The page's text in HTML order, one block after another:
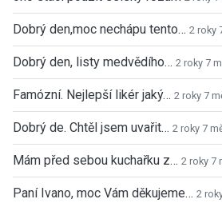
Dobrý den,moc nechápu tento… 2 roky
Dobrý den, listy medvědího… 2 roky 7
Famózní. Nejlepší likér jaký… 2 roky 7
Dobrý de. Chtěl jsem uvařit… 2 roky 7
Mám před sebou kuchařku z… 2 roky 7
Paní Ivano, moc Vám děkujeme… 2